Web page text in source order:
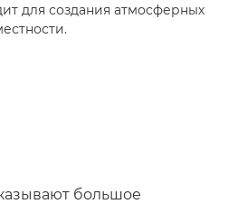
для создания атмосферных
большое